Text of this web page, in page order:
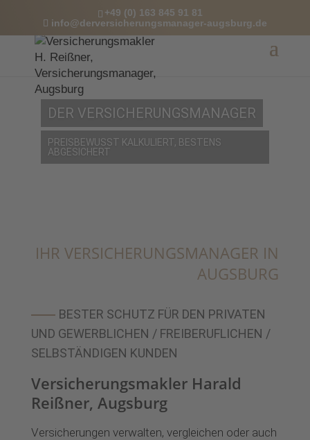
+49 (0) 163 845 91 81
info@derversicherungsmanager-augsburg.de
DER VERSICHERUNGSMANAGER
PREISBEWUSST KALKULIERT, BESTENS
ABGESICHERT
IHR VERSICHERUNGSMANAGER IN
AUGSBURG
BESTER SCHUTZ FÜR DEN PRIVATEN
UND GEWERBLICHEN / FREIBERUFLICHEN /
SELBSTÄNDIGEN KUNDEN
Versicherungsmakler Harald
Reißner, Augsburg
Versicherungen verwalten, vergleichen oder auch